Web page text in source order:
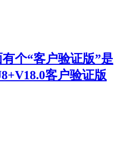
个“客户验证版”是
客户验证版